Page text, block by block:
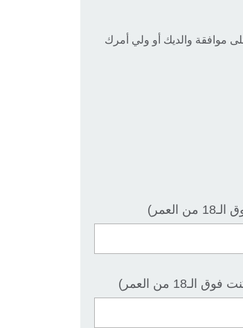
دليل على موافقة والديك أو ولي أمرك
من العمر)